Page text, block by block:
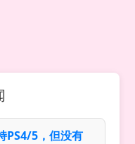
PS4/5，但没有